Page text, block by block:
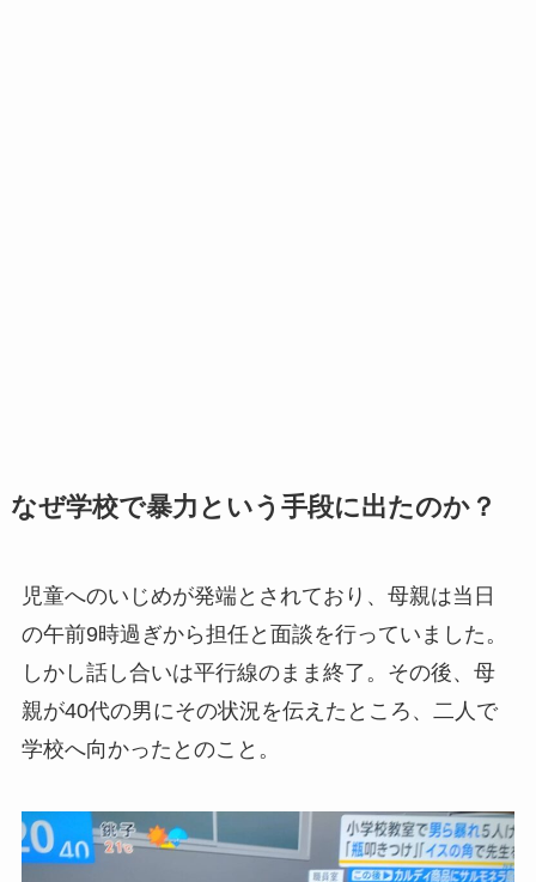
なぜ学校で暴力という手段に出たのか？
児童へのいじめが発端とされており、母親は当日
の午前9時過ぎから担任と面談を行っていました。
しかし話し合いは平行線のまま終了。その後、母
親が40代の男にその状況を伝えたところ、二人で
学校へ向かったとのこと。